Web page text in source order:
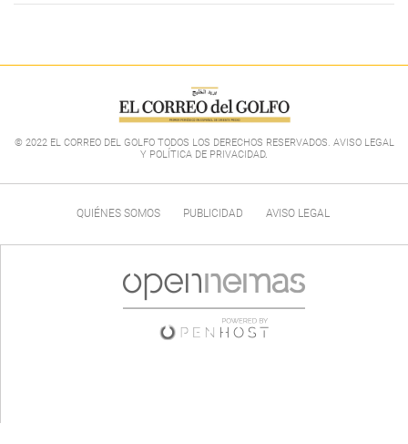
© 2022 EL CORREO DEL GOLFO TODOS LOS DERECHOS RESERVADOS. AVISO LEGAL
Y POLÍTICA DE PRIVACIDAD.
QUIÉNES SOMOS PUBLICIDAD AVISO LEGAL